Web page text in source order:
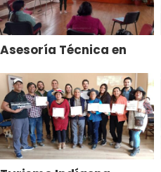
Asesoría Técnica en